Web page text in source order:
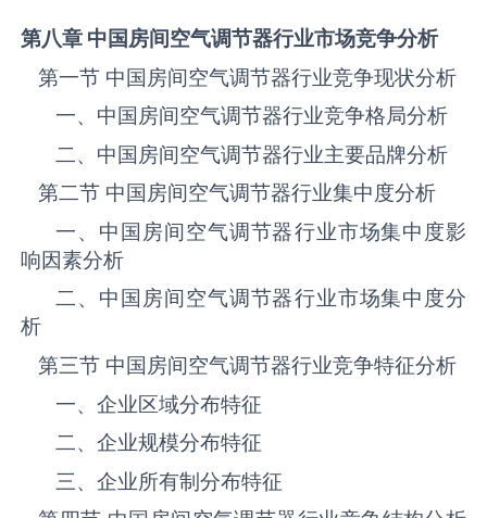
第八章 中国房间空气调节器行业市场竞争分析
第一节 中国‌房间空气调节器‌‌‌‌行业竞争现状分析
一、中国‌房间空气调节器‌‌‌‌行业竞争格局分析
二、中国‌房间空气调节器‌‌‌‌行业主要品牌分析
第二节 中国‌房间空气调节器‌‌‌‌行业集中度分析
一、中国‌房间空气调节器‌‌‌‌行业市场集中度影
响因素分析
二、中国‌房间空气调节器‌‌‌‌行业市场集中度分
析
第三节 中国‌房间空气调节器‌‌‌‌行业竞争特征分析
一、企业区域分布特征
二、企业规模分布特征
三、企业所有制分布特征